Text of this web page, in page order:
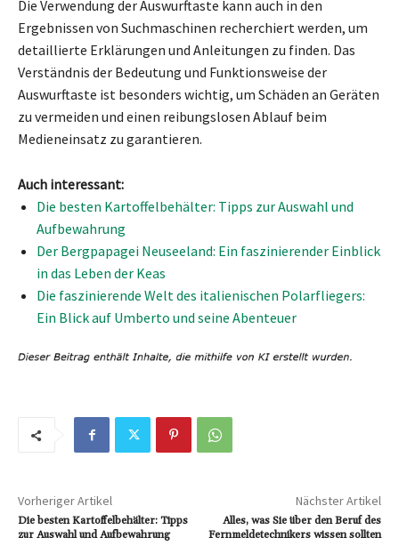
Die Verwendung der Auswurftaste kann auch in den
Ergebnissen von Suchmaschinen recherchiert werden, um
detaillierte Erklärungen und Anleitungen zu finden. Das
Verständnis der Bedeutung und Funktionsweise der
Auswurftaste ist besonders wichtig, um Schäden an Geräten
zu vermeiden und einen reibungslosen Ablauf beim
Medieneinsatz zu garantieren.
Auch interessant:
Die besten Kartoffelbehälter: Tipps zur Auswahl und
Aufbewahrung
Der Bergpapagei Neuseeland: Ein faszinierender Einblick
in das Leben der Keas
Die faszinierende Welt des italienischen Polarfliegers:
Ein Blick auf Umberto und seine Abenteuer
Vorheriger Artikel
Die besten Kartoffelbehälter: Tipps
zur Auswahl und Aufbewahrung
Nächster Artikel
Alles, was Sie über den Beruf des
Fernmeldetechnikers wissen sollten